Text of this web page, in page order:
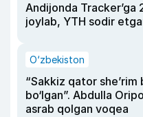
Andijonda Tracker’ga
joylab, YTH sodir
O‘zbekiston
“Sakkiz qator
bo‘lgan”. Abdulla
asrab qolgan voqea